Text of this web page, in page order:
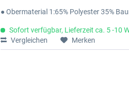
● Obermaterial 1:65% Polyester 35%
Sofort verfügbar, Lieferzeit ca. 5 -10
Vergleichen
Merken